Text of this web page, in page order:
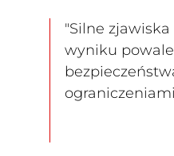
"Silne
wyniku